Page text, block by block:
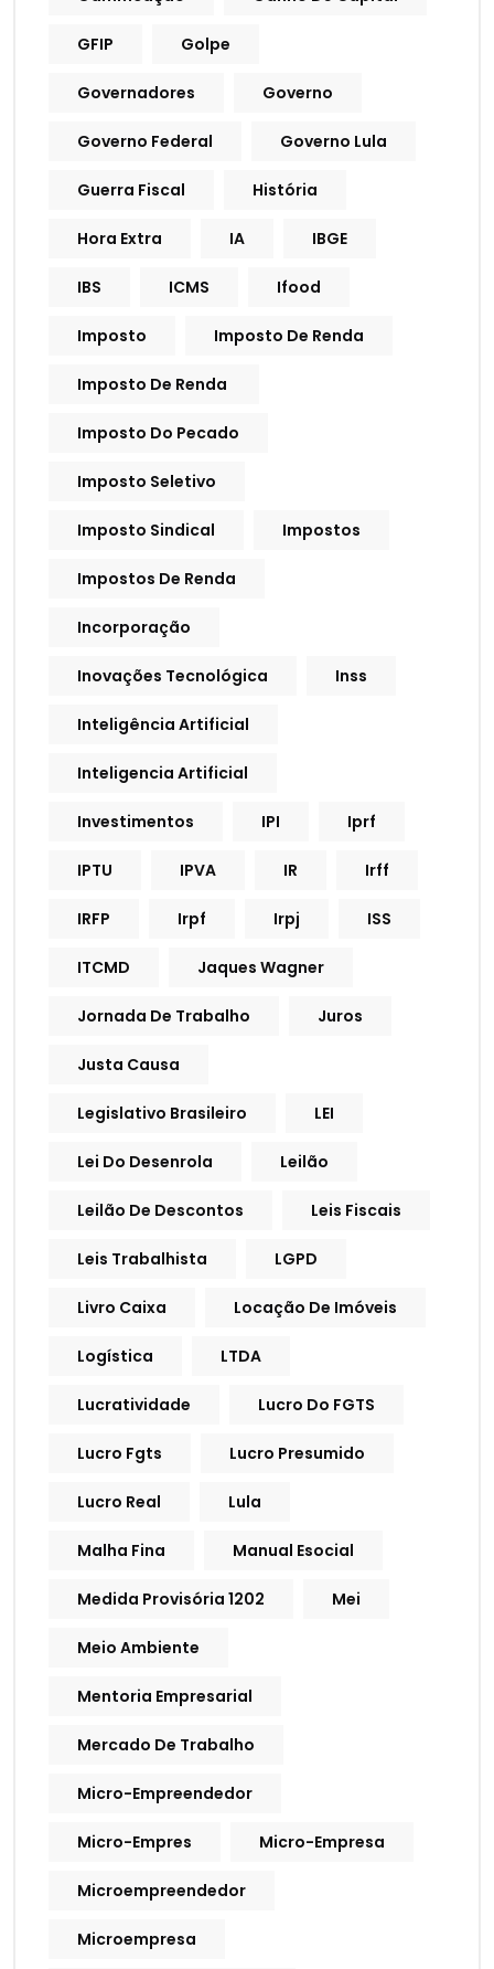
GFIP Golpe
Governadores Governo
Governo Federal Governo Lula
Guerra Fiscal História
Hora Extra IA IBGE
IBS ICMS Ifood
Imposto Imposto De Renda
Imposto De Renda
Imposto Do Pecado
Imposto Seletivo
Imposto Sindical Impostos
Impostos De Renda
Incorporação
Inovações Tecnológica Inss
Inteligência Artificial
Inteligencia Artificial
Investimentos IPI Iprf
IPTU IPVA IR Irff
IRFP Irpf Irpj ISS
ITCMD Jaques Wagner
Jornada De Trabalho Juros
Justa Causa
Legislativo Brasileiro LEI
Lei Do Desenrola Leilão
Leilão De Descontos Leis Fiscais
Leis Trabalhista LGPD
Livro Caixa Locação De Imóveis
Logística LTDA
Lucratividade Lucro Do FGTS
Lucro Fgts Lucro Presumido
Lucro Real Lula
Malha Fina Manual Esocial
Medida Provisória 1202 Mei
Meio Ambiente
Mentoria Empresarial
Mercado De Trabalho
Micro-Empreendedor
Micro-Empres Micro-Empresa
Microempreendedor
Microempresa